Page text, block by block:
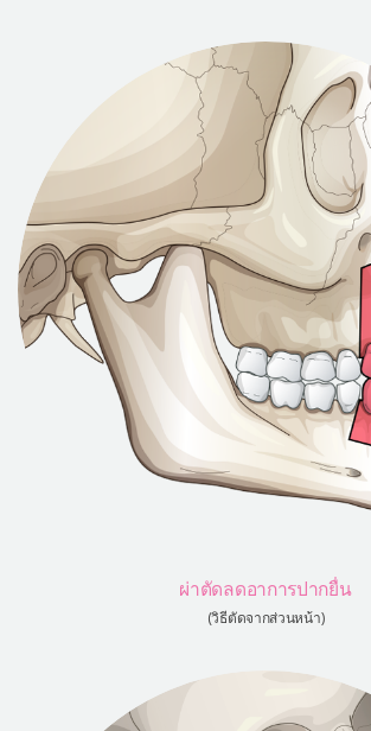
ผ่าตัดลดอาการปากยื่น
(วิธีตัดจากส่วนหน้า)